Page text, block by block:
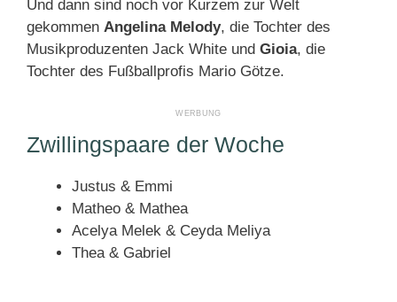
Und dann sind noch vor Kurzem zur Welt
gekommen Angelina Melody, die Tochter des
Musikproduzenten Jack White und Gioia, die
Tochter des Fußballprofis Mario Götze.
Zwillingspaare der Woche
Justus & Emmi
Matheo & Mathea
Acelya Melek & Ceyda Meliya
Thea & Gabriel